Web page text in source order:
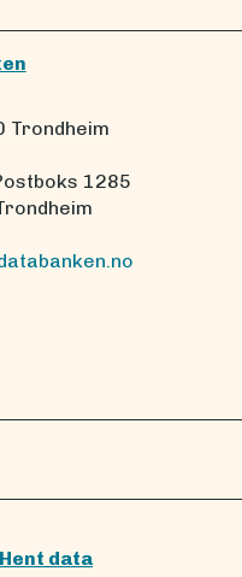
Trondheim
1285
Hent data